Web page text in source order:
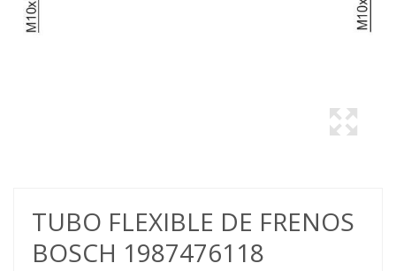
TUBO FLEXIBLE DE FRENOS
BOSCH 1987476118